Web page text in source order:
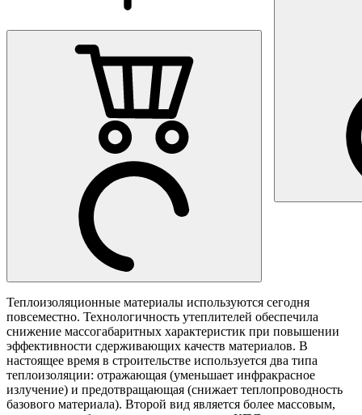
Теплоизоляционные материалы используются сегодня
повсеместно. Технологичность утеплителей обеспечила
снижение массогабаритных характеристик при повышении
эффективности сдерживающих качеств материалов. В
настоящее время в строительстве используется два типа
теплоизоляции: отражающая (уменьшает инфракрасное
излучение) и предотвращающая (снижает теплопроводность
базового материала). Второй вид является более массовым,